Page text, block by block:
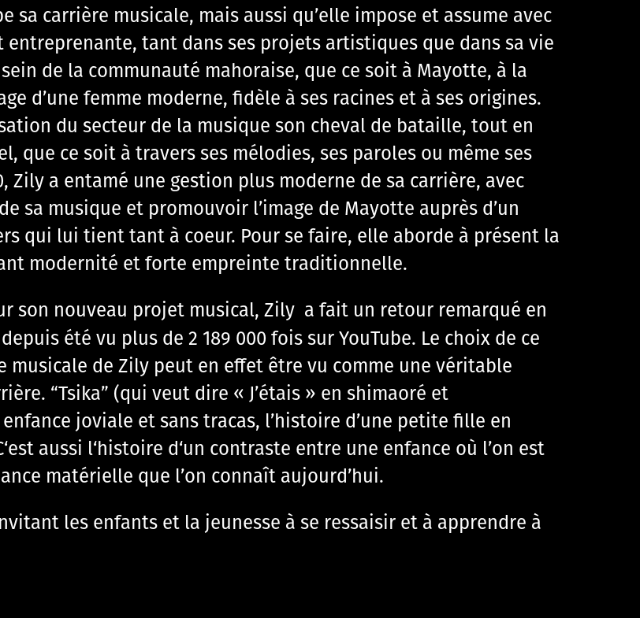
sa carrière musicale, mais aussi qu’elle impose et assume avec
tant dans ses projets artistiques que dans sa vie
de la communauté mahoraise, que ce soit à Mayotte, à la
d’une femme moderne, fidèle à ses racines et à ses origines.
du secteur de la musique son cheval de bataille, tout en
ce soit à travers ses mélodies, ses paroles ou même ses
a entamé une gestion plus moderne de sa carrière, avec
sa musique et promouvoir l’image de Mayotte auprès d’un
qui lui tient tant à coeur. Pour se faire, elle aborde à présent la
modernité et forte empreinte traditionnelle.
son nouveau projet musical, Zily a fait un retour remarqué en
été vu plus de 2 189 000 fois sur YouTube. Le choix de ce
de Zily peut en effet être vu comme une véritable
“Tsika” (qui veut dire « J’étais » en shimaoré et
joviale et sans tracas, l’histoire d’une petite fille en
aussi l‘histoire d‘un contraste entre une enfance où l’on est
matérielle que l’on connaît aujourd’hui.
les enfants et la jeunesse à se ressaisir et à apprendre à